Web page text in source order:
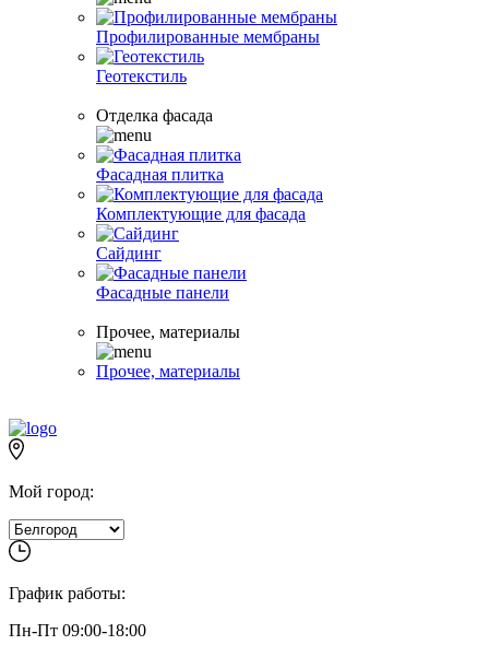
Профилированные мембраны
Геотекстиль
Отделка фасада
Фасадная плитка
Комплектующие для фасада
Сайдинг
Фасадные панели
Прочее, материалы
Прочее, материалы
Мой город:
График работы:
Пн-Пт 09:00-18:00